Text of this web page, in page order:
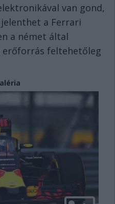
van gond,
a Ferrari
a német által
erőforrás feltehetőleg